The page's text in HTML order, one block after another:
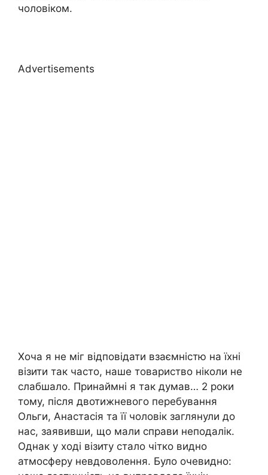
чоловіком.
Advertisements
Хоча я не міг відповідати взаємністю на їхні
візити так часто, наше товариство ніколи не
слабшало. Принаймні я так думав… 2 роки
тому, після двотижневого перебування
Ольги, Анастасія та її чоловік заглянули до
нас, заявивши, що мали справи неподалік.
Однак у ході візиту стало чітко видно
атмосферу невдоволення. Було очевидно: